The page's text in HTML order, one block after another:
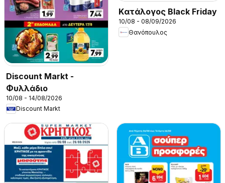
Discount Markt -
Φυλλάδιο
10/08 - 14/08/2026
Discount Markt
Kατάλογος Black Friday
10/08 - 08/09/2026
Θανόπουλος